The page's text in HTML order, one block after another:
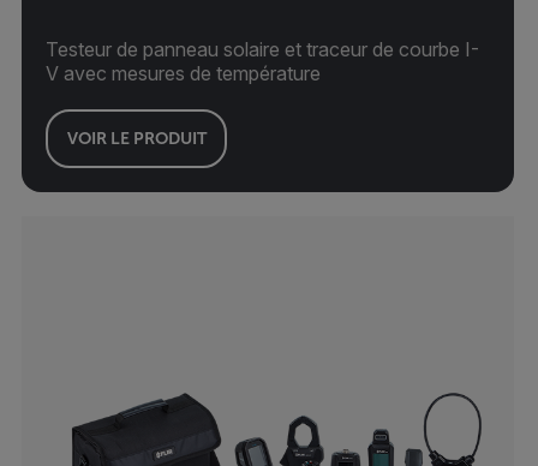
Testeur de panneau solaire et traceur de courbe I-
V avec mesures de température
VOIR LE PRODUIT